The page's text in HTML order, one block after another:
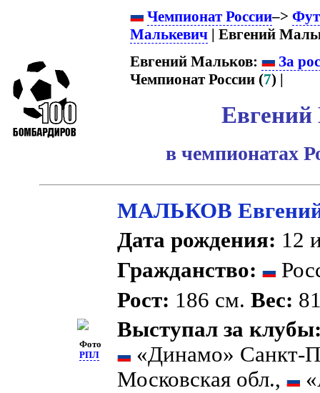
Чемпионат России–>
Малькевич | Евгений
Евгений Мальков:
За
Чемпионат России (7) |
в чемпионатах
Фото
РПЛ
МАЛЬКОВ
Дата рождения: 12
Гражданство:
Рост: 186 см.Вес:
Выступал за
«Динамо» Санкт-
Московская обл.,